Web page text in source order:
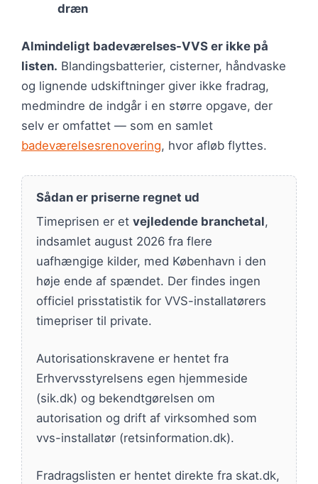
dræn
Almindeligt badeværelses-VVS er ikke på
listen. Blandingsbatterier, cisterner, håndvaske
og lignende udskiftninger giver ikke fradrag,
medmindre de indgår i en større opgave, der
selv er omfattet — som en samlet
badeværelsesrenovering, hvor afløb flyttes.
Sådan er priserne regnet ud
Timeprisen er et vejledende branchetal,
indsamlet august 2026 fra flere
uafhængige kilder, med København i den
høje ende af spændet. Der findes ingen
officiel prisstatistik for VVS-installatørers
timepriser til private.
Autorisationskravene er hentet fra
Erhvervsstyrelsens egen hjemmeside
(sik.dk) og bekendtgørelsen om
autorisation og drift af virksomhed som
vvs-installatør (retsinformation.dk).
Fradragslisten er hentet direkte fra skat.dk,